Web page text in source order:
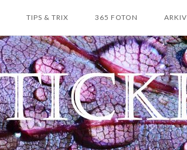
TIPS & TRIX 365 FOTON ARKIV